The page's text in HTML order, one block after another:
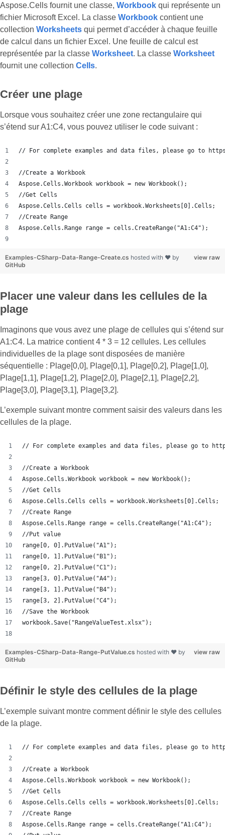
Aspose.Cells fournit une classe, Workbook qui représente un
fichier Microsoft Excel. La classe Workbook contient une
collection Worksheets qui permet d’accéder à chaque feuille
de calcul dans un fichier Excel. Une feuille de calcul est
représentée par la classe Worksheet. La classe Worksheet
fournit une collection Cells.
Créer une plage
Lorsque vous souhaitez créer une zone rectangulaire qui
s’étend sur A1:C4, vous pouvez utiliser le code suivant :
// For complete examples and data files, please go to
//Create a Workbook
Aspose.Cells.Workbook workbook = new Workbook();
//Get Cells
Aspose.Cells.Cells cells = workbook.Worksheets[0].Cells;
//Create Range
Aspose.Cells.Range range = cells.CreateRange("A1:C4");
view raw
Examples-CSharp-Data-Range-Create.cs hosted with ❤ by
GitHub
Placer une valeur dans les cellules de la
plage
Imaginons que vous avez une plage de cellules qui s’étend sur
A1:C4. La matrice contient 4 * 3 = 12 cellules. Les cellules
individuelles de la plage sont disposées de manière
séquentielle : Plage[0,0], Plage[0,1], Plage[0,2], Plage[1,0],
Plage[1,1], Plage[1,2], Plage[2,0], Plage[2,1], Plage[2,2],
Plage[3,0], Plage[3,1], Plage[3,2].
L’exemple suivant montre comment saisir des valeurs dans les
cellules de la plage.
// For complete examples and data files, please go to
//Create a Workbook
Aspose.Cells.Workbook workbook = new Workbook();
//Get Cells
Aspose.Cells.Cells cells = workbook.Worksheets[0].Cells;
//Create Range
Aspose.Cells.Range range = cells.CreateRange("A1:C4");
//Put value
range[0, 0].PutValue("A1");
range[0, 1].PutValue("B1");
range[0, 2].PutValue("C1");
range[3, 0].PutValue("A4");
range[3, 1].PutValue("B4");
range[3, 2].PutValue("C4");
//Save the Workbook
workbook.Save("RangeValueTest.xlsx");
view raw
Examples-CSharp-Data-Range-PutValue.cs hosted with ❤ by
GitHub
Définir le style des cellules de la plage
L’exemple suivant montre comment définir le style des cellules
de la plage.
// For complete examples and data files, please go to
//Create a Workbook
Aspose.Cells.Workbook workbook = new Workbook();
//Get Cells
Aspose.Cells.Cells cells = workbook.Worksheets[0].Cells;
//Create Range
Aspose.Cells.Range range = cells.CreateRange("A1:C4");